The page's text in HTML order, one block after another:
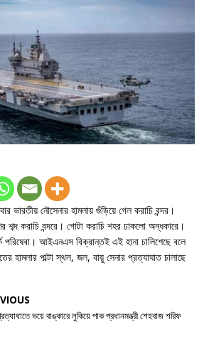
ভারতীয় নৌসেনার হামলায় গুঁড়িয়ে গেল করাচি বন্দর।
করাচি বন্দরে। গোটা করাচি শহর ঢাকলো অন্ধকারে।
পরিষেবা। আইএনএস বিক্রান্তই এই হানা চালিশেছে বলে
হামলার পাল্টা স্থল, জল, বায়ু সেনার প্রত্যাঘাত চালাছে
ভয়ে বাঙ্কারে লুকিয়ে পাক প্রধানমন্ত্রী শেহবাজ শরিফ